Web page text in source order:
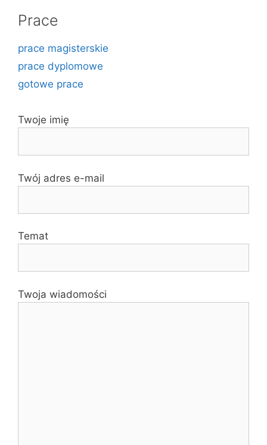
Prace
prace magisterskie
prace dyplomowe
gotowe prace
Twoje imię
Twój adres e-mail
Temat
Twoja wiadomości